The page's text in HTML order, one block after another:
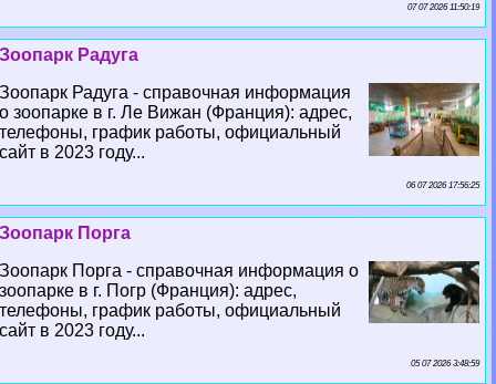
07 07 2026 11:50:19
Зоопарк Радуга
Зоопарк Радуга - справочная информация
о зоопарке в г. Ле Вижан (Франция): адрес,
телефоны, график работы, официальный
сайт в 2023 году...
06 07 2026 17:56:25
Зоопарк Порга
Зоопарк Порга - справочная информация о
зоопарке в г. Погр (Франция): адрес,
телефоны, график работы, официальный
сайт в 2023 году...
05 07 2026 3:48:59